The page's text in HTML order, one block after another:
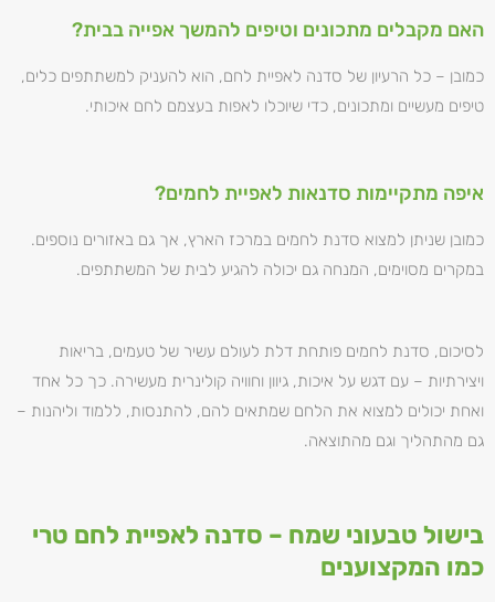
האם מקבלים מתכונים וטיפים להמשך אפייה בבית?
כמובן – כל הרעיון של סדנה לאפיית לחם, הוא להעניק למשתתפים כלים,
טיפים מעשיים ומתכונים, כדי שיוכלו לאפות בעצמם לחם איכותי.
איפה מתקיימות סדנאות לאפיית לחמים?
כמובן שניתן למצוא סדנת לחמים במרכז הארץ, אך גם באזורים נוספים.
במקרים מסוימים, המנחה גם יכולה להגיע לבית של המשתתפים.
לסיכום, סדנת לחמים פותחת דלת לעולם עשיר של טעמים, בריאות
ויצירתיות – עם דגש על איכות, גיוון וחוויה קולינרית מעשירה. כך כל אחד
ואחת יכולים למצוא את הלחם שמתאים להם, להתנסות, ללמוד וליהנות –
גם מהתהליך וגם מהתוצאה.
בישול טבעוני שמח – סדנה לאפיית לחם טרי
כמו המקצוענים